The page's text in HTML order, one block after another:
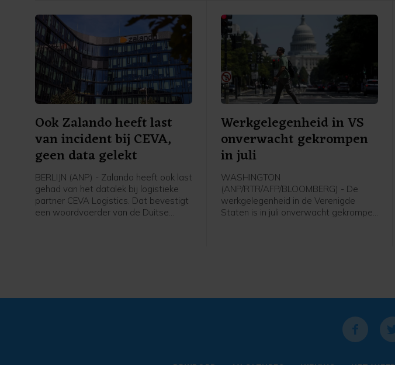
Ook Zalando heeft last
van incident bij CEVA,
geen data gelekt
BERLIJN (ANP) - Zalando heeft ook last
gehad van het datalek bij logistieke
partner CEVA Logistics. Dat bevestigt
een woordvoerder van de Duitse
Werkgelegenheid in VS
onverwacht gekrompen
in juli
WASHINGTON
(ANP/RTR/AFP/BLOOMBERG) - De
werkgelegenheid in de Verenigde
Staten is in juli onverwacht gekrompen
banen. Voor die maand werd eerder
een groei met 57.000 arbeidsplaatsen